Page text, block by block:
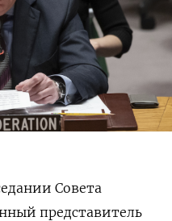
Совета
представитель